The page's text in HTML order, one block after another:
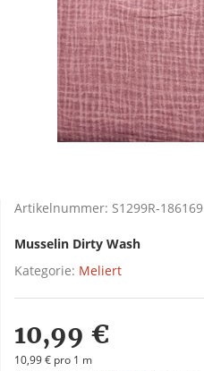
Artikelnummer: S1299R-186169
Musselin Dirty Wash
Kategorie: Meliert
10,99 €
10,99 € pro 1 m